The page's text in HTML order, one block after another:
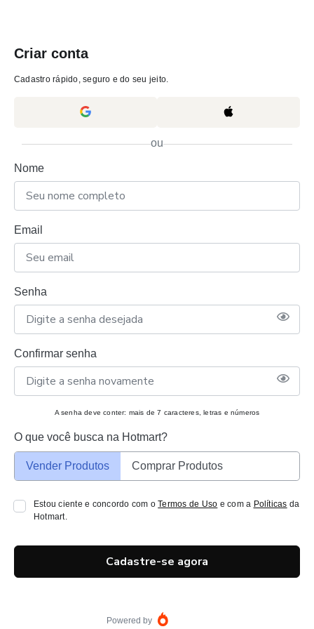
Criar conta
Cadastro rápido, seguro e do seu jeito.
ou
Nome
Email
Senha
Confirmar senha
A senha deve conter: mais de 7 caracteres, letras e números
O que você busca na Hotmart?
Vender Produtos Comprar Produtos
Estou ciente e concordo com oTermos de Uso e com a Políticas da
Hotmart.
Cadastre-se agora
Powered by